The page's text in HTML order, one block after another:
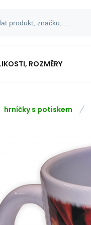
ROZMĚRY
hrníčky s potiskem